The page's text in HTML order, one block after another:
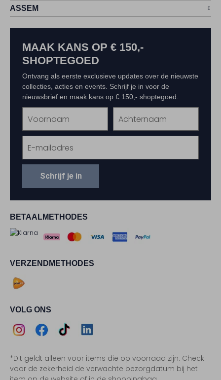
ASSEM
BETAALMETHODES
VERZENDMETHODES
VOLG ONS
Instagram
Facebook
TikTokLinkedIn
*Dit geldt alleen voor items die op voorraad zijn. Check
voor de zekerheid de verwachte bezorgdatum bij het
MAAK KANS OP € 150,-
SHOPTEGOED
Ontvang als eerste exclusieve updates over de nieuwste
collecties, acties en events. Schrijf je in voor de
nieuwsbrief en maak kans op € 150,- shoptegoed.
Schrijf je in